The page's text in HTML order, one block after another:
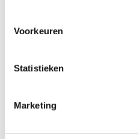
Voorkeuren
Statistieken
Marketing
Bessenschildwants, goudwesp,